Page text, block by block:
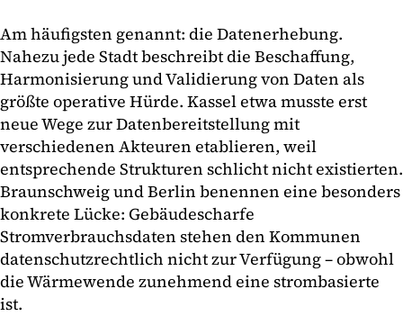
Am häufigsten genannt: die Datenerhebung.
Nahezu jede Stadt beschreibt die Beschaffung,
Harmonisierung und Validierung von Daten als
größte operative Hürde. Kassel etwa musste erst
neue Wege zur Datenbereitstellung mit
verschiedenen Akteuren etablieren, weil
entsprechende Strukturen schlicht nicht existierten.
Braunschweig und Berlin benennen eine besonders
konkrete Lücke: Gebäudescharfe
Stromverbrauchsdaten stehen den Kommunen
datenschutzrechtlich nicht zur Verfügung – obwohl
die Wärmewende zunehmend eine strombasierte
ist.